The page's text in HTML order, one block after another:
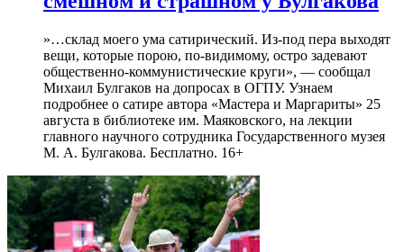
»…склад моего ума сатирический. Из-под пера выходят
вещи, которые порою, по-видимому, остро задевают
общественно-коммунистические круги», — сообщал
Михаил Булгаков на допросах в ОГПУ. Узнаем
подробнее о сатире автора «Мастера и Маргариты» 25
августа в библиотеке им. Маяковского, на лекции
главного научного сотрудника Государственного музея
М. А. Булгакова. Бесплатно. 16+